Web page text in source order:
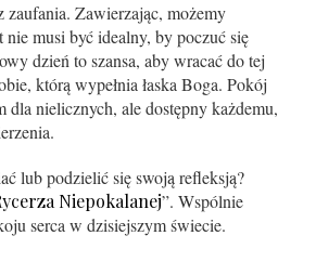
zaufania. Zawierzając, możemy
nie musi być idealny, by poczuć się
dzień to szansa, aby wracać do tej
którą wypełnia łaska Boga. Pokój
dla nielicznych, ale dostępny każdemu,
lub podzielić się swoją refleksją?
Niepokalanej”. Wspólnie
serca w dzisiejszym świecie.